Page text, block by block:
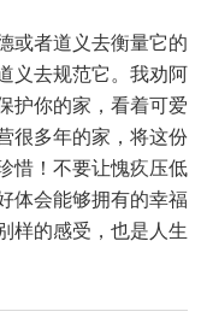
者道义去衡量它的
义去规范它。我劝阿
护你的家，看着可爱
很多年的家，将这份
惜！不要让愧疚压低
体会能够拥有的幸福
样的感受，也是人生